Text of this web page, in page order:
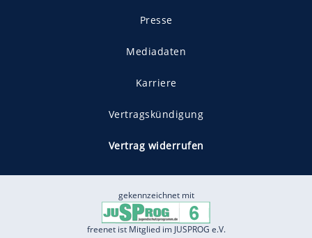
Presse
Mediadaten
Karriere
Vertragskündigung
Vertrag widerrufen
gekennzeichnet mit
freenet ist Mitglied im JUSPROG e.V.